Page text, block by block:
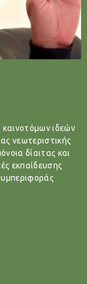
ιδεών
νεωτεριστικής
δίαιτας και
εκπαίδευσης